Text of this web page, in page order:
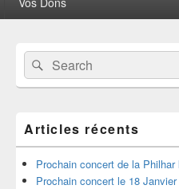
Zone
principale
de
widget
barre
latérale
Recherche :Rechercher
Articles récents
Prochain concert de la
Prochain concert le 18